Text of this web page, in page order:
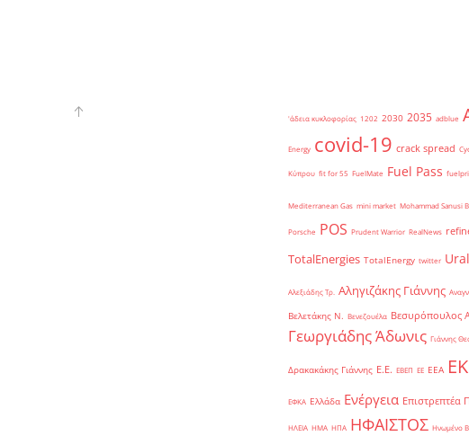
'άδεια κυκλοφορίας 1202 2030 2035 adblue
Energy covid-19 crack spread
Κύπρου fit for 55 FuelMate Fuel Pass
Mediterranean Gas mini market Mohammad Sanusi
Porsche POS Prudent Warrior RealNews
TotalEnergies TotalEnergy twitter
Αλεξιάδης Τρ. Αληγιζάκης Γιάννης
Βελετάκης Ν. Βενεζουέλα Βεσυρόπουλος
Γεωργιάδης Άδωνις Γιάννης
Δρακακάκης Γιάννης Ε.Ε. ΕΒΕΠ ΕΕ ΕΕΑ
ΕΦΚΑ Ελλάδα Ενέργεια Επιστρεπτέα
ΗΛΕΙΑ ΗΜΑ ΗΠΑ ΗΦΑΙΣΤΟΣ Ηνωμένο